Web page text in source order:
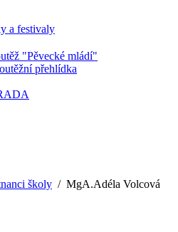
a festivaly
"Pěvecké mládí"
přehlídka
školy / MgA.Adéla Volcová